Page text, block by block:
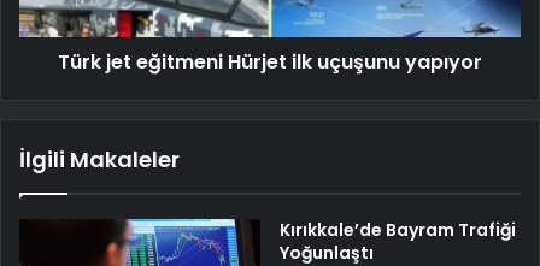
Türk jet eğitmeni Hürjet ilk uçuşunu yapıyor
İlgili Makaleler
Kırıkkale’de Bayram Trafiği
Yoğunlaştı